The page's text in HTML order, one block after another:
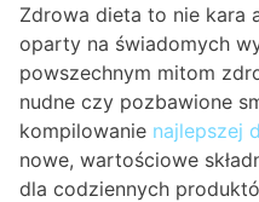
Zdrowa dieta to nie kara
oparty na świadomych
powszechnym mitom
nudne czy pozbawione
kompilowanie najlepszej
nowe, wartościowe
dla codziennych